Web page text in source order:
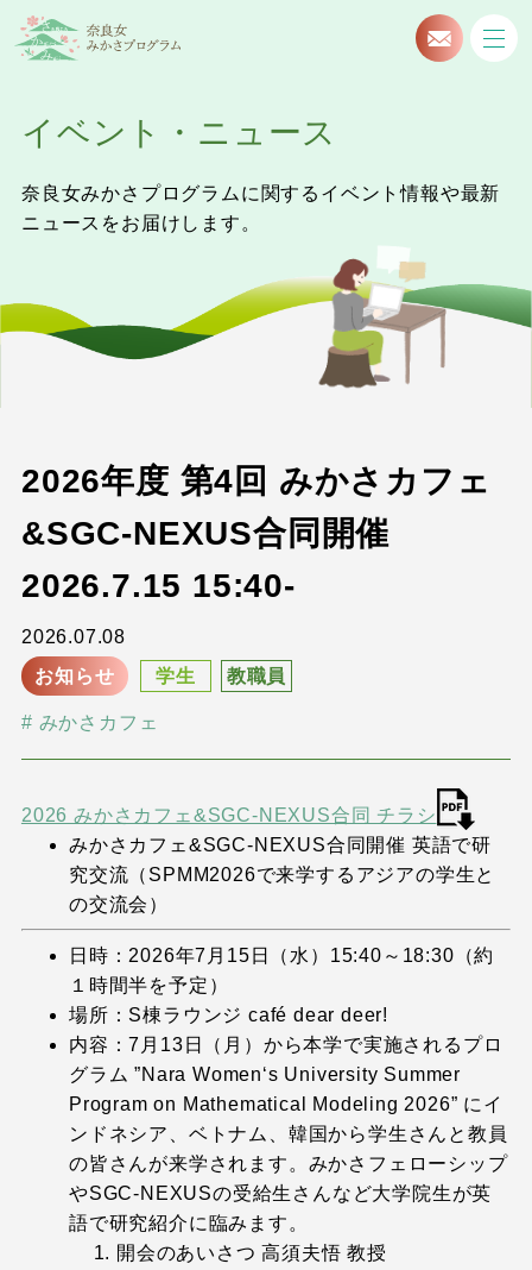
イベント・ニュース
奈良女みかさプログラムに関するイベント情報や最新
ニュースをお届けします。
2026年度 第4回 みかさカフェ
&SGC-NEXUS合同開催
2026.7.15 15:40-
2026.07.08
お知らせ
学生 教職員
みかさカフェ
2026 みかさカフェ&SGC-NEXUS合同 チラシ
みかさカフェ&SGC-NEXUS合同開催 英語で研
究交流（SPMM2026で来学するアジアの学生と
の交流会）
日時：2026年7月15日（水）15:40～18:30（約
１時間半を予定）
場所：S棟ラウンジ café dear deer!
内容：7月13日（月）から本学で実施されるプロ
グラム ”Nara Women‘s University Summer
Program on Mathematical Modeling 2026” にイ
ンドネシア、ベトナム、韓国から学生さんと教員
の皆さんが来学されます。みかさフェローシップ
やSGC-NEXUSの受給生さんなど大学院生が英
語で研究紹介に臨みます。
開会のあいさつ 高須夫悟 教授